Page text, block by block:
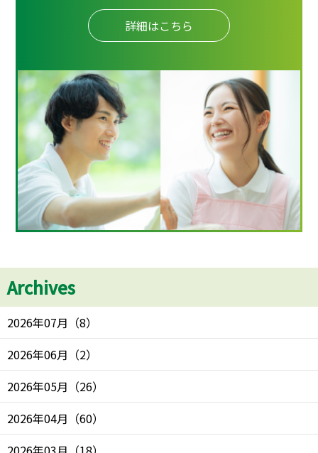
詳細はこちら
Archives
2026年07月 （8）
2026年06月 （2）
2026年05月 （26）
2026年04月 （60）